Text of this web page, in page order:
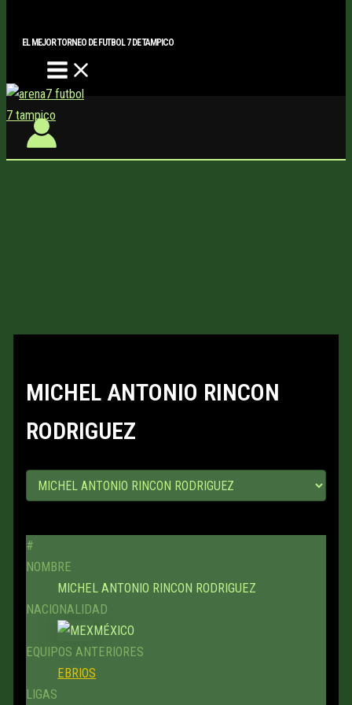
EL MEJOR TORNEO DE FUTBOL 7 DE TAMPICO
MICHEL ANTONIO RINCON
RODRIGUEZ
#
NOMBRE
MICHEL ANTONIO RINCON RODRIGUEZ
NACIONALIDAD
MÉXICO
EQUIPOS ANTERIORES
EBRIOS
LIGAS